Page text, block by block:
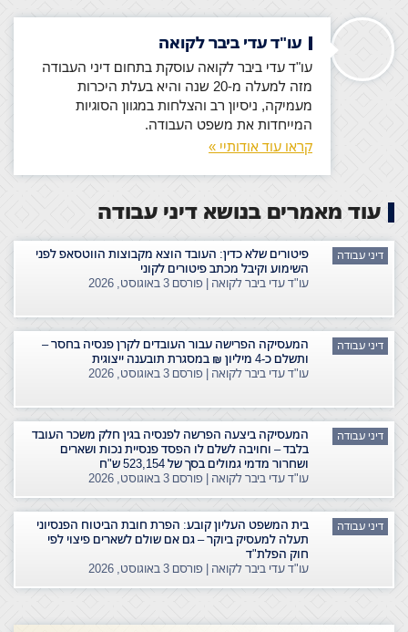
עו"ד עדי ביבר לקואה
עו"ד עדי ביבר לקואה עוסקת בתחום דיני העבודה
מזה למעלה מ-20 שנה והיא בעלת היכרות
מעמיקה, ניסיון רב והצלחות במגוון הסוגיות
המייחדות את משפט העבודה.
קראו עוד אודותיי »
עוד מאמרים בנושא דיני עבודה
דיני עבודה
פיטורים שלא כדין: העובד הוצא מקבוצות הווטסאפ לפני
השימוע וקיבל מכתב פיטורים לקוני
עו"ד עדי ביבר לקואה | פורסם 3 באוגוסט, 2026
דיני עבודה
המעסיקה הפרישה עבור העובדים לקרן פנסיה בחסר –
ותשלם כ-4 מיליון ₪ במסגרת תובענה ייצוגית
עו"ד עדי ביבר לקואה | פורסם 3 באוגוסט, 2026
דיני עבודה
המעסיקה ביצעה הפרשה לפנסיה בגין חלק משכר העובד
בלבד – וחויבה לשלם לו הפסד פנסיית נכות ושארים
ושחרור מדמי גמולים בסך של 523,154 ש"ח
עו"ד עדי ביבר לקואה | פורסם 3 באוגוסט, 2026
דיני עבודה
בית המשפט העליון קובע: הפרת חובת הביטוח הפנסיוני
תעלה למעסיק ביוקר – גם אם שולם לשארים פיצוי לפי
חוק הפלת"ד
עו"ד עדי ביבר לקואה | פורסם 3 באוגוסט, 2026